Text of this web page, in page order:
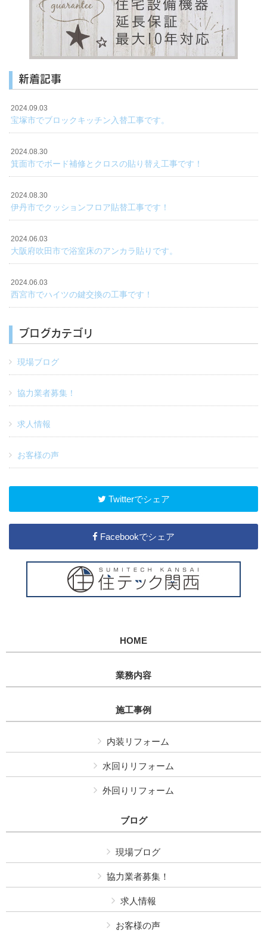
新着記事
2024.09.03
宝塚市でブロックキッチン入替工事です。
2024.08.30
箕面市でボード補修とクロスの貼り替え工事です！
2024.08.30
伊丹市でクッションフロア貼替工事です！
2024.06.03
大阪府吹田市で浴室床のアンカラ貼りです。
2024.06.03
西宮市でハイツの鍵交換の工事です！
ブログカテゴリ
現場ブログ
協力業者募集！
求人情報
お客様の声
Twitterでシェア
Facebookでシェア
HOME
業務内容
施工事例
内装リフォーム
水回りリフォーム
外回りリフォーム
ブログ
現場ブログ
協力業者募集！
求人情報
お客様の声